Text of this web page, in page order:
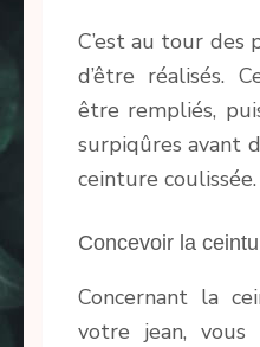
C’est au tour des
d’être réalisés.
être rempliés,
surpiqûres avant
ceinture coulissée.
Concevoir la
Concernant la
votre jean, vous